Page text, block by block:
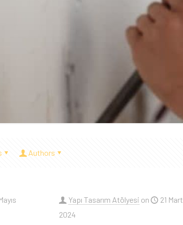
Authors
Yapı Tasarım Atölyesi on
21 Mart
2024